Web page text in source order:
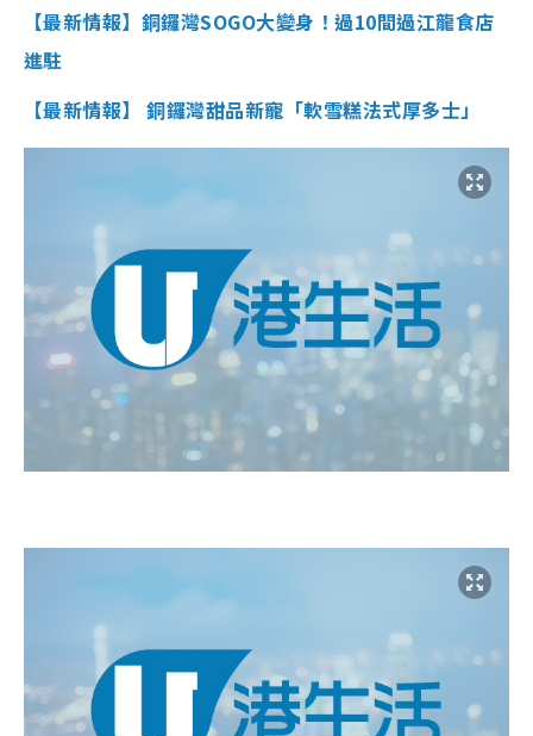
【最新情報】銅鑼灣SOGO大變身！過10間過江龍食店
進駐
【最新情報】 銅鑼灣甜品新寵「軟雪糕法式厚多士」